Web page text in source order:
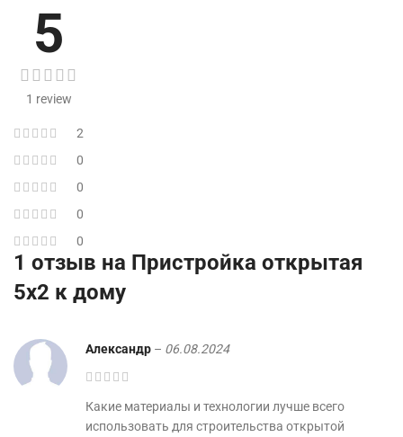
5
1 review
2
0
0
0
0
1 отзыв на Пристройка открытая
5х2 к дому
Александр – 06.08.2024
Какие материалы и технологии лучше всего
использовать для строительства открытой